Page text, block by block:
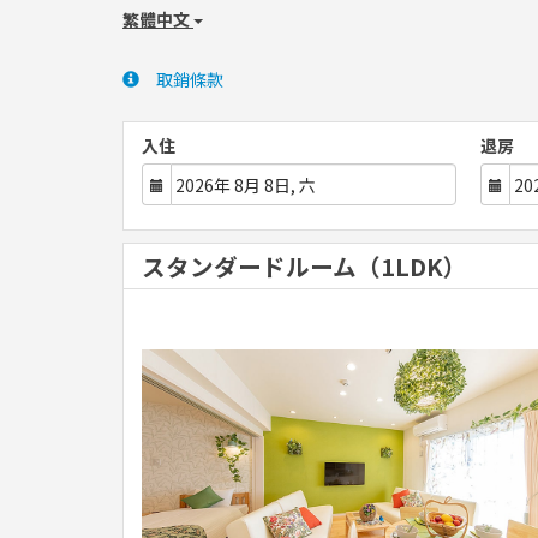
繁體中文
取銷條款
入住 退房
スタンダードルーム（1LDK）